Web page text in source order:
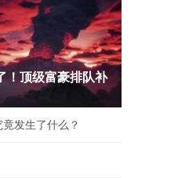
！顶级富豪排队补
发生了什么？